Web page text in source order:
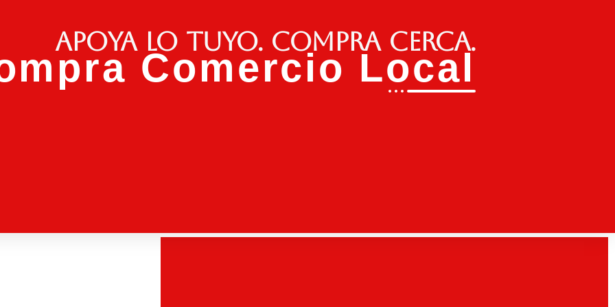
Apoya lo tuyo. Compra cerca.
Comercio Local